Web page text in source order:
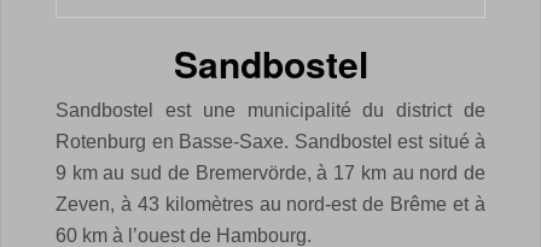
Sandbostel
Sandbostel est une municipalité du district de
Rotenburg en Basse-Saxe. Sandbostel est situé à
9 km au sud de Bremervörde, à 17 km au nord de
Zeven, à 43 kilomètres au nord-est de Brême et à
60 km à l’ouest de Hambourg.